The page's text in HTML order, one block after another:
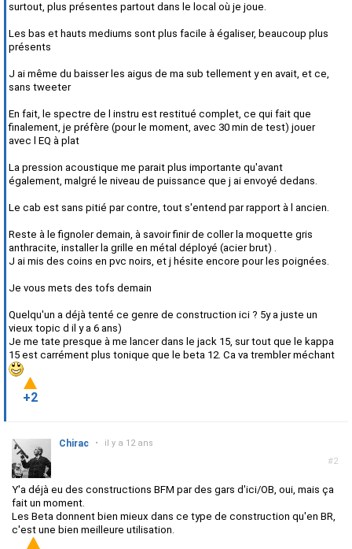
surtout, plus présentes partout dans le local où je joue.
Les bas et hauts mediums sont plus facile à égaliser, beaucoup plus
présents
J ai même du baisser les aigus de ma sub tellement y en avait, et ce,
sans tweeter
En fait, le spectre de l instru est restitué complet, ce qui fait que
finalement, je préfère (pour le moment, avec 30 min de test) jouer
avec l EQ à plat
La pression acoustique me parait plus importante qu'avant
également, malgré le niveau de puissance que j ai envoyé dedans.
Le cab est sans pitié par contre, tout s'entend par rapport à l ancien.
Reste à le fignoler demain, à savoir finir de coller la moquette gris
anthracite, installer la grille en métal déployé (acier brut) .
J ai mis des coins en pvc noirs, et j hésite encore pour les poignées.
Je vous mets des tofs demain
Quelqu'un a déjà tenté ce genre de construction ici ? 5y a juste un
vieux topic d il y a 6 ans)
Je me tate presque à me lancer dans le jack 15, sur tout que le kappa
15 est carrément plus tonique que le beta 12. Ca va trembler méchant
+2
#2
Chirac • il y a 12 ans
Y'a déjà eu des constructions BFM par des gars d'ici/OB, oui, mais ça
fait un moment.
Les Beta donnent bien mieux dans ce type de construction qu'en BR,
c'est une bien meilleure utilisation.